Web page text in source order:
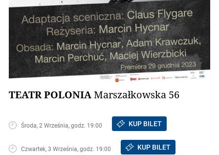
TEATR POLONIAMarszałkowska 56
Środa, 2 Września, godz. 19:00 KUP BILET
Czwartek, 3 Września, godz. 19:00 KUP BILET